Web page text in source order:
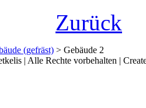
Zurück
(gefräst) > Gebäude 2
| Alle Rechte vorbehalten |